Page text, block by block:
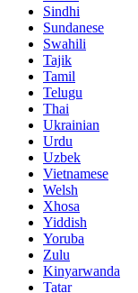
Sindhi
Sundanese
Swahili
Tajik
Tamil
Telugu
Thai
Ukrainian
Urdu
Uzbek
Vietnamese
Welsh
Xhosa
Yiddish
Yoruba
Zulu
Kinyarwanda
Tatar